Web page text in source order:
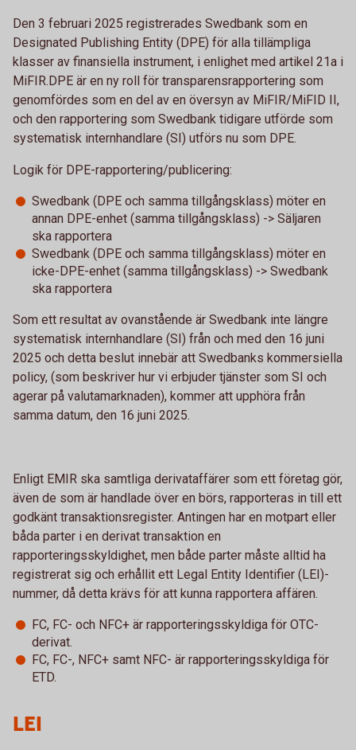
Den 3 februari 2025 registrerades Swedbank som en
Designated Publishing Entity (DPE) för alla tillämpliga
klasser av finansiella instrument, i enlighet med artikel 21a i
MiFIR.DPE är en ny roll för transparensrapportering som
genomfördes som en del av en översyn av MiFIR/MiFID II,
och den rapportering som Swedbank tidigare utförde som
systematisk internhandlare (SI) utförs nu som DPE.
Logik för DPE-rapportering/publicering:
Swedbank (DPE och samma tillgångsklass) möter en
annan DPE-enhet (samma tillgångsklass) -> Säljaren
ska rapportera
Swedbank (DPE och samma tillgångsklass) möter en
icke-DPE-enhet (samma tillgångsklass) -> Swedbank
ska rapportera
Som ett resultat av ovanstående är Swedbank inte längre
systematisk internhandlare (SI) från och med den 16 juni
2025 och detta beslut innebär att Swedbanks kommersiella
policy, (som beskriver hur vi erbjuder tjänster som SI och
agerar på valutamarknaden), kommer att upphöra från
samma datum, den 16 juni 2025.
Enligt EMIR ska samtliga derivataffärer som ett företag gör,
även de som är handlade över en börs, rapporteras in till ett
godkänt transaktionsregister. Antingen har en motpart eller
båda parter i en derivat transaktion en
rapporteringsskyldighet, men både parter måste alltid ha
registrerat sig och erhållit ett Legal Entity Identifier (LEI)-
nummer, då detta krävs för att kunna rapportera affären.
FC, FC- och NFC+ är rapporteringsskyldiga för OTC-
derivat.
FC, FC-, NFC+ samt NFC- är rapporteringsskyldiga för
ETD.
LEI